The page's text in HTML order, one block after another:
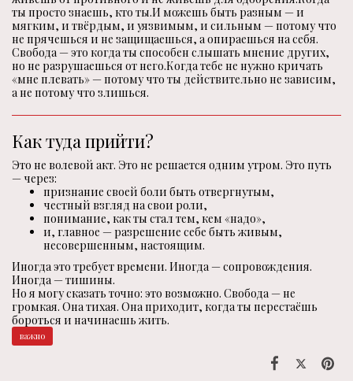
ты просто знаешь, кто ты.И можешь быть разным — и
мягким, и твёрдым, и уязвимым, и сильным — потому что
не прячешься и не защищаешься, а опираешься на себя.
Свобода — это когда ты способен слышать мнение других,
но не разрушаешься от него.Когда тебе не нужно кричать
«мне плевать» — потому что ты действительно не зависим,
а не потому что злишься.
Как туда прийти?
Это не волевой акт. Это не решается одним утром. Это путь
— через:
признание своей боли быть отвергнутым,
честный взгляд на свои роли,
понимание, как ты стал тем, кем «надо»,
и, главное — разрешение себе быть живым,
несовершенным, настоящим.
Иногда это требует времени. Иногда — сопровождения.
Иногда — тишины.
Но я могу сказать точно: это возможно. Свобода — не
громкая. Она тихая. Она приходит, когда ты перестаёшь
бороться и начинаешь жить.
важно